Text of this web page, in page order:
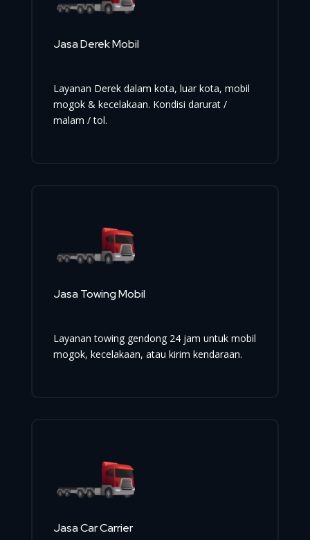
Jasa Derek Mobil
Layanan Derek dalam kota, luar kota, mobil
mogok & kecelakaan. Kondisi darurat /
malam / tol.
Jasa Towing Mobil
Layanan towing gendong 24 jam untuk mobil
mogok, kecelakaan, atau kirim kendaraan.
Jasa Car Carrier